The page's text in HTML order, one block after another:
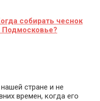
собирать чеснок
Подмосковье?
стране и не
времен, когда его